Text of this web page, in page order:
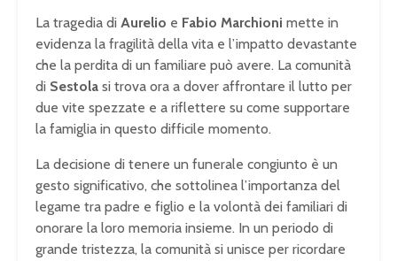
La tragedia di Aurelio e Fabio Marchioni mette in
evidenza la fragilità della vita e l’impatto devastante
che la perdita di un familiare può avere. La comunità
di Sestola si trova ora a dover affrontare il lutto per
due vite spezzate e a riflettere su come supportare
la famiglia in questo difficile momento.
La decisione di tenere un funerale congiunto è un
gesto significativo, che sottolinea l’importanza del
legame tra padre e figlio e la volontà dei familiari di
onorare la loro memoria insieme. In un periodo di
grande tristezza, la comunità si unisce per ricordare